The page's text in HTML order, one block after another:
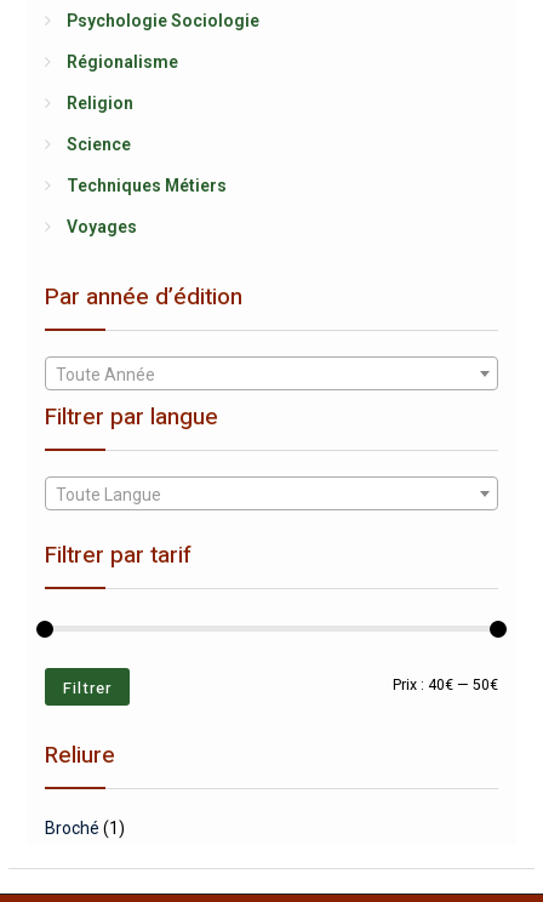
Psychologie Sociologie
Régionalisme
Religion
Science
Techniques Métiers
Voyages
Par année d’édition
Toute Année
Filtrer par langue
Toute Langue
Filtrer par tarif
Prix
Prix
Filtrer Prix :40€ —50€
Reliure
Broché (1)